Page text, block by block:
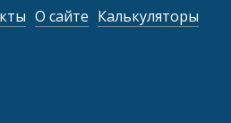
О сайте Калькуляторы